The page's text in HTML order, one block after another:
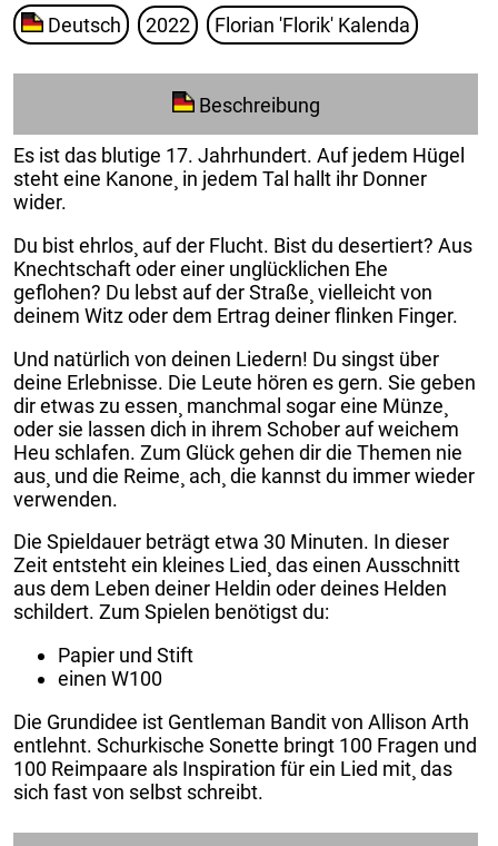
Deutsch 2022 Florian 'Florik' Kalenda
Beschreibung
Es ist das blutige 17. Jahrhundert. Auf jedem Hügel
steht eine Kanone¸ in jedem Tal hallt ihr Donner
wider.
Du bist ehrlos¸ auf der Flucht. Bist du desertiert? Aus
Knechtschaft oder einer unglücklichen Ehe
geflohen? Du lebst auf der Straße¸ vielleicht von
deinem Witz oder dem Ertrag deiner flinken Finger.
Und natürlich von deinen Liedern! Du singst über
deine Erlebnisse. Die Leute hören es gern. Sie geben
dir etwas zu essen¸ manchmal sogar eine Münze¸
oder sie lassen dich in ihrem Schober auf weichem
Heu schlafen. Zum Glück gehen dir die Themen nie
aus¸ und die Reime¸ ach¸ die kannst du immer wieder
verwenden.
Die Spieldauer beträgt etwa 30 Minuten. In dieser
Zeit entsteht ein kleines Lied¸ das einen Ausschnitt
aus dem Leben deiner Heldin oder deines Helden
schildert. Zum Spielen benötigst du:
Papier und Stift
einen W100
Die Grundidee ist Gentleman Bandit von Allison Arth
entlehnt. Schurkische Sonette bringt 100 Fragen und
100 Reimpaare als Inspiration für ein Lied mit¸ das
sich fast von selbst schreibt.